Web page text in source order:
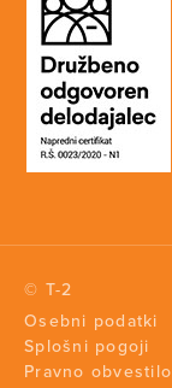
© T-2
Osebni podatki
Splošni pogoji
Pravno obvestilo